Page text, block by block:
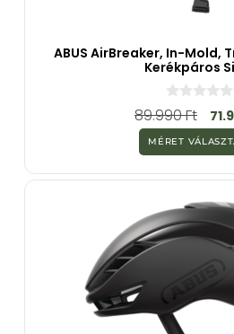
ABUS AirBreaker, In-Mold,
Kerékpáros
0
a
5
-
b
ő
89.990Ft
MÉRET